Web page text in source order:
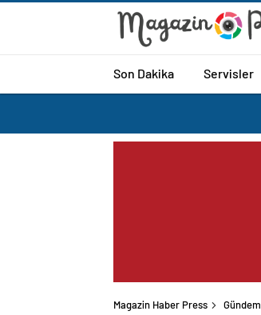
Son Dakika Servisler
Magazin Haber Press Gündem